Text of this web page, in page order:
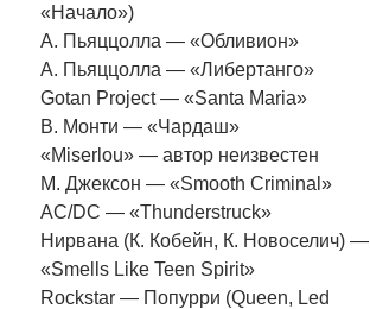
«Начало»)
А. Пьяццолла — «Обливион»
А. Пьяццолла — «Либертанго»
Gotan Project — «Santa Maria»
В. Монти — «Чардаш»
«Miserlou» — автор неизвестен
М. Джексон — «Smooth Criminal»
AC/DC — «Thunderstruck»
Нирвана (К. Кобейн, К. Новоселич) —
«Smells Like Teen Spirit»
Rockstar — Попурри (Queen, Led